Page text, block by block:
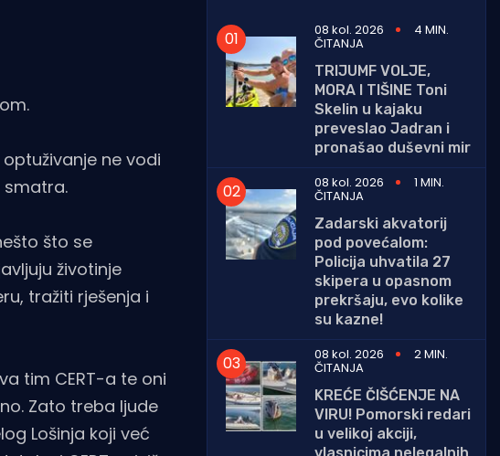
ne vodi
smatra.
što se
životinje
tražiti rješenja i
tim CERT-a te oni
Zato treba ljude
Lošinja koji već
08 kol. 2026 4 MIN.
ČITANJA
TRIJUMF VOLJE,
MORA I TIŠINE Toni
Skelin u kajaku
preveslao Jadran i
pronašao duševni mir
08 kol. 2026
1 MIN.
ČITANJA
Zadarski akvatorij
pod povećalom:
Policija uhvatila 27
skipera u opasnom
prekršaju, evo kolike
su kazne!
08 kol. 2026
2 MIN.
ČITANJA
KREĆE ČIŠĆENJE NA
VIRU! Pomorski redari
u velikoj akciji,
vlasnicima nelegalnih